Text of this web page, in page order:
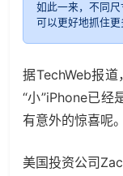
如此一来，不同
可以更好地抓住更
据TechWeb报
“小”iPhone已经
有意外的惊喜呢。
美国投资公司